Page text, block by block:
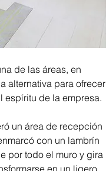
de las áreas, en
alternativa para ofrecer
espíritu de la empresa.
un área de recepción
con un lambrín
por todo el muro y gira